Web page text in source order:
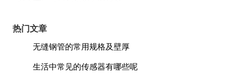
热门文章
无缝钢管的常用规格及壁厚
生活中常见的传感器有哪些呢